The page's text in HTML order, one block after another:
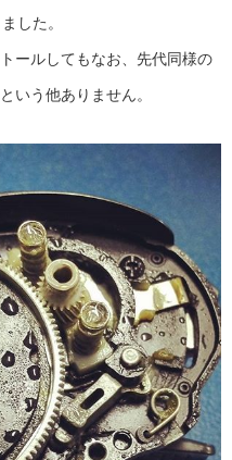
した。
ールしてもなお、先代同様の
いう他ありません。